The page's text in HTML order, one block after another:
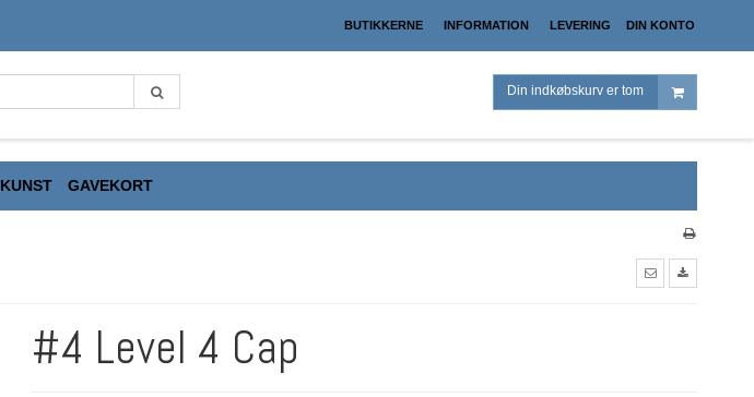
BUTIKKERNE INFORMATION LEVERING DIN KONTO
Din indkøbskurv er tom
KUNST GAVEKORT
#4 Level 4 Cap